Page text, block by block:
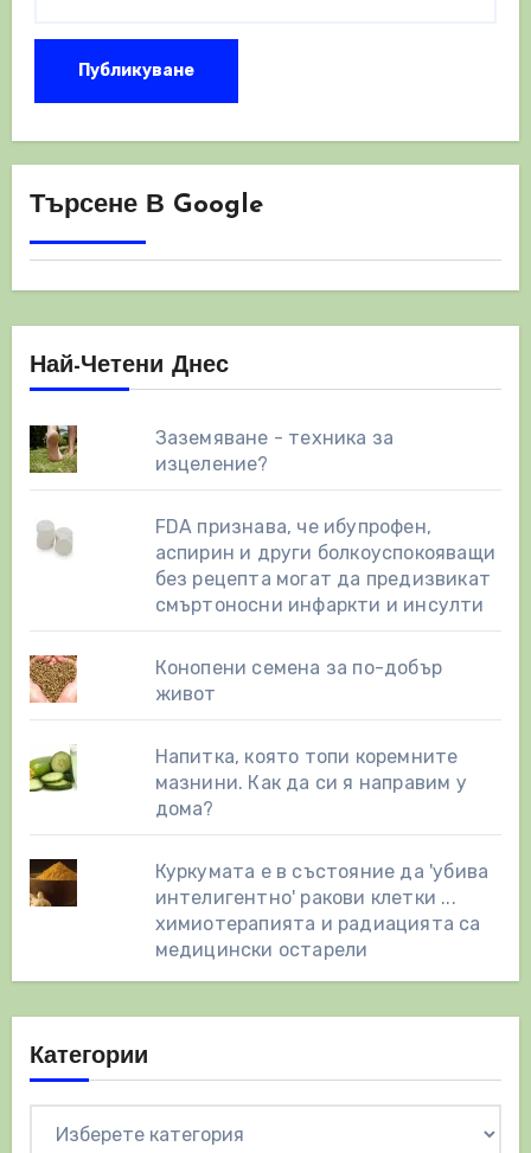
Търсене В Google
Най-Четени Днес
Заземяване - техника за
изцеление?
FDA признава, че ибупрофен,
аспирин и други болкоуспокояващи
без рецепта могат да предизвикат
смъртоносни инфаркти и инсулти
Конопени семена за по-добър
живот
Напитка, която топи коремните
мазнини. Как да си я направим у
дома?
Куркумата е в състояние да 'убива
интелигентно' ракови клетки ...
химиотерапията и радиацията са
медицински остарели
Категории